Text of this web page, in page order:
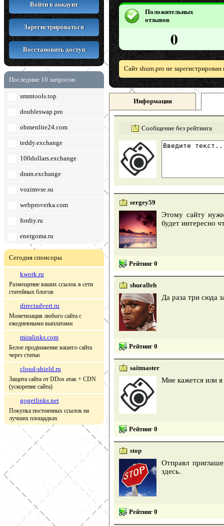
Войти в аккаунт
Зарегистрироваться
Восстановить доступ
Последние 10 запросов
smmtools.top
doubleswap.pro
obmenlite24.com
teddy.exchange
100dollars.exchange
dram.exchange
vozimvse.su
webproverka.com
fordiy.ru
energoma.ru
Сегодня спонсоры
kwork.ru
Размещение ваших ссылок в сети
статейных блогов
directadvert.ru
Монетизация любого сайта с
ежедневными выплатами
miralinks.com
Белое продвижение вашего сайта
через статьи
cloud-shield.ru
Защита сайта от DDos атак + CDN
(ускорение сайта)
gogetlinks.net
Покупка постоянных ссылок на
лучших площадках
Положительных
отзывов
0
Сайт shum.pro не
Информация
Сообщение без рейтинга
sergey59
Этому сайту
будет интересно
Рейтинг 0
shuralleh
Да раза три сюда
Рейтинг 0
saitmaster
Мне кажется или я
Рейтинг 0
stop
Отправл
здесь.
Рейтинг 0